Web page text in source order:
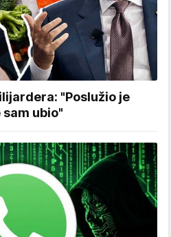
"Poslužio je
ubio"